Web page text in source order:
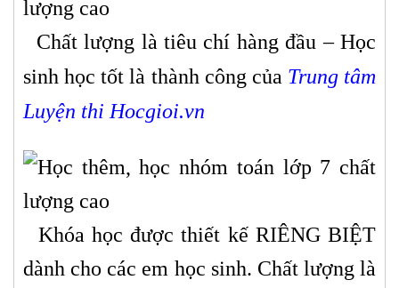
Chất lượng là tiêu chí hàng đầu – Học
sinh học tốt là thành công của Trung tâm
Luyện thi Hocgioi.vn
Khóa học được thiết kế RIÊNG BIỆT
dành cho các em học sinh. Chất lượng là